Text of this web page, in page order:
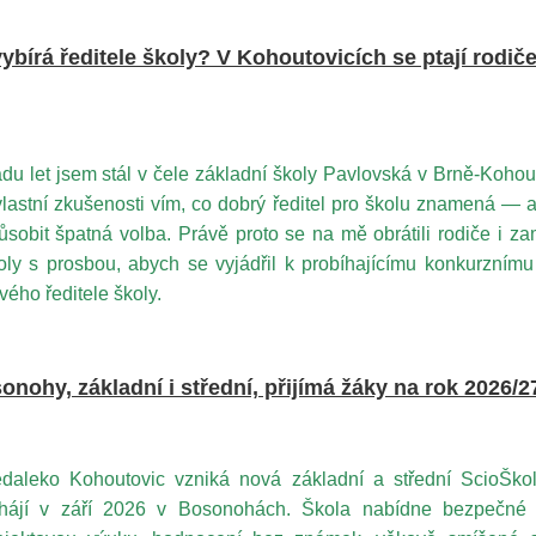
ředitele školy? V Kohoutovicích se ptají
let jsem stál v čele základní školy Pavlovská v Brně-
zkušenosti vím, co dobrý ředitel pro školu znamená —
špatná volba. Právě proto se na mě obrátili rodiče i
s prosbou, abych se vyjádřil k probíhajícímu
ředitele školy.
základní i střední, přijímá žáky na rok 2026/
Kohoutovic vzniká nová základní a střední
v září 2026 v Bosonohách. Škola nabídne bezpečné